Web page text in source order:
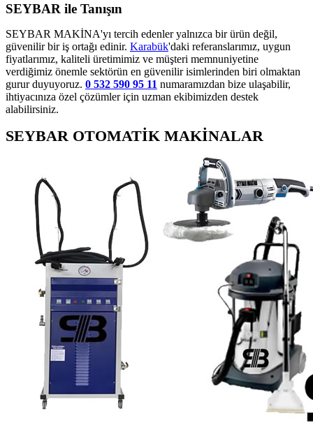
SEYBAR ile Tanışın
SEYBAR MAKİNA'yı tercih edenler yalnızca bir ürün değil,
güvenilir bir iş ortağı edinir. Karabük'daki referanslarımız, uygun
fiyatlarımız, kaliteli üretimimiz ve müşteri memnuniyetine
verdiğimiz önemle sektörün en güvenilir isimlerinden biri olmaktan
gurur duyuyoruz. 0 532 590 95 11 numaramızdan bize ulaşabilir,
ihtiyacınıza özel çözümler için uzman ekibimizden destek
alabilirsiniz.
SEYBAR OTOMATİK MAKİNALAR